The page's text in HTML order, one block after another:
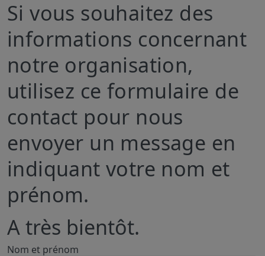
Si vous souhaitez des
informations concernant
notre organisation,
utilisez ce formulaire de
contact pour nous
envoyer un message en
indiquant votre nom et
prénom.
A très bientôt.
Nom et prénom